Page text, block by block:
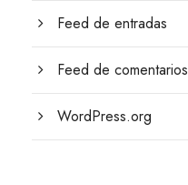
Feed de entradas
Feed de comentarios
WordPress.org